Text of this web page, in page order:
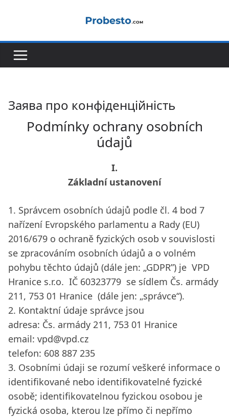
Заява про конфіденційність
Podmínky ochrany osobních
údajů
I.
Základní ustanovení
1. Správcem osobních údajů podle čl. 4 bod 7
nařízení Evropského parlamentu a Rady (EU)
2016/679 o ochraně fyzických osob v souvislosti
se zpracováním osobních údajů a o volném
pohybu těchto údajů (dále jen: „GDPR”) je VPD
Hranice s.r.o. IČ 60323779 se sídlem Čs. armády
211, 753 01 Hranice (dále jen: „správce“).
2. Kontaktní údaje správce jsou
adresa: Čs. armády 211, 753 01 Hranice
email: vpd@vpd.cz
telefon: 608 887 235
3. Osobními údaji se rozumí veškeré informace o
identifikované nebo identifikovatelné fyzické
osobě; identifikovatelnou fyzickou osobou je
fyzická osoba, kterou lze přímo či nepřímo